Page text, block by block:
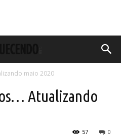
maio 2020
Atualizando
0
57